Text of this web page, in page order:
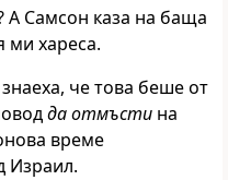
А Самсон каза на баща
ми хареса.
че това беше от
да отмъсти на
време
Израил.